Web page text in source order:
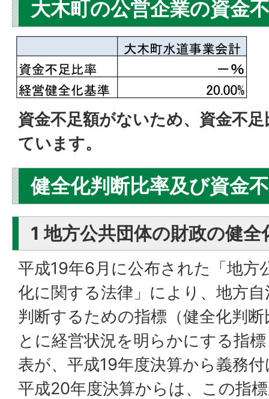
大木町の公営企業の資金
資金不足額がないため、資金不
ています。
健全化判断比率及び資金
1 地方公共団体の財政の健
平成19年6月に公布された「地方
化に関する法律」により、地方
判断するための指標（健全化判
とに経営状況を明らかにする指
表が、平成19年度決算から義務
平成20年度決算からは、この指